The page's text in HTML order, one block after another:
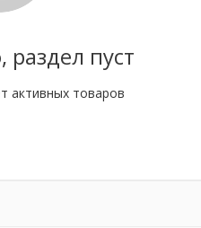
пуст
активных товаров